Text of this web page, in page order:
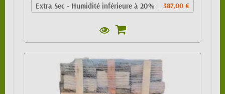
Extra Sec - Humidité inférieure à 20% 387,00 €